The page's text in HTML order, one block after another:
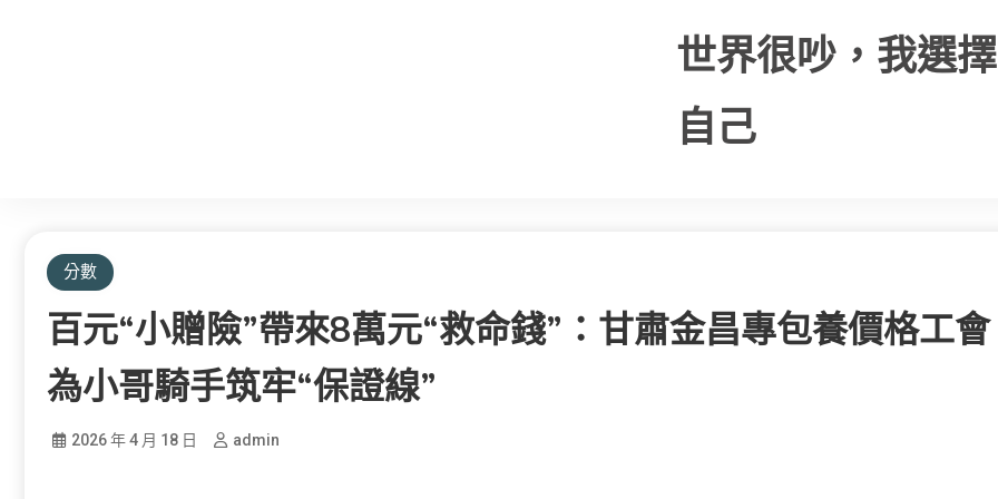
世界很吵，我選
自己
分數
百元“小贈險”帶來8萬元“救命錢”：甘肅金昌專包養價格工會
為小哥騎手筑牢“保證線”
2026 年 4 月 18 日 admin